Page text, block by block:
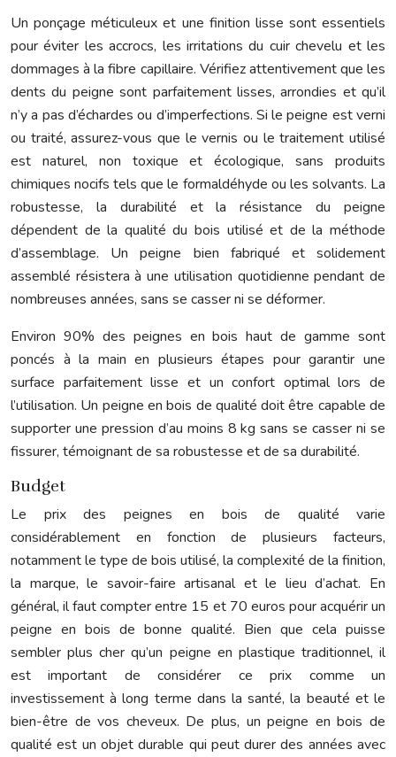
Un ponçage méticuleux et une finition lisse sont essentiels
pour éviter les accrocs, les irritations du cuir chevelu et les
dommages à la fibre capillaire. Vérifiez attentivement que les
dents du peigne sont parfaitement lisses, arrondies et qu’il
n’y a pas d’échardes ou d’imperfections. Si le peigne est verni
ou traité, assurez-vous que le vernis ou le traitement utilisé
est naturel, non toxique et écologique, sans produits
chimiques nocifs tels que le formaldéhyde ou les solvants. La
robustesse, la durabilité et la résistance du peigne
dépendent de la qualité du bois utilisé et de la méthode
d’assemblage. Un peigne bien fabriqué et solidement
assemblé résistera à une utilisation quotidienne pendant de
nombreuses années, sans se casser ni se déformer.
Environ 90% des peignes en bois haut de gamme sont
poncés à la main en plusieurs étapes pour garantir une
surface parfaitement lisse et un confort optimal lors de
l’utilisation. Un peigne en bois de qualité doit être capable de
supporter une pression d’au moins 8 kg sans se casser ni se
fissurer, témoignant de sa robustesse et de sa durabilité.
Budget
Le prix des peignes en bois de qualité varie
considérablement en fonction de plusieurs facteurs,
notamment le type de bois utilisé, la complexité de la finition,
la marque, le savoir-faire artisanal et le lieu d’achat. En
général, il faut compter entre 15 et 70 euros pour acquérir un
peigne en bois de bonne qualité. Bien que cela puisse
sembler plus cher qu’un peigne en plastique traditionnel, il
est important de considérer ce prix comme un
investissement à long terme dans la santé, la beauté et le
bien-être de vos cheveux. De plus, un peigne en bois de
qualité est un objet durable qui peut durer des années avec